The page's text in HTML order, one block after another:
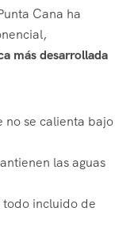
Cana ha
más desarrollada
no se calienta bajo
las aguas
todo incluido de